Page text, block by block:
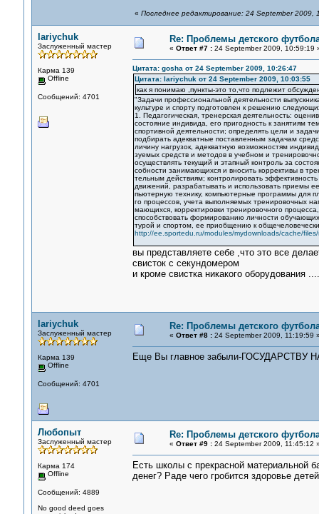
« Последнее редактирование: 24 September 2009,
lariychuk
Заслуженный мастер
Карма 139
Offline
Сообщений: 4701
Re: Проблемы детского
« Ответ #7 :24 September 2009, 10:59:19
Цитата: gosha от 24 September 2009, 10:26:47
Цитата: lariychuk от 24 September 2009, 10:03:55
как я понимаю ,пункты-это то,что подлежит
"Задачи профессиональной деятельности
культуре и спорту подготовлен к решению
1. Педагогическая, тренерская деятельность:
состояние индивида, его пригодность к занятиям
спортивной деятельности; определять цели и
подбирать адекватные поставленным задачам
личину нагрузок, адекватную возможностям
зуемых средств и методов в учебном и
осуществлять текущий и этапный контроль за
собности занимающихся и вносить коррективы в
тельным действиям; контролировать эффективность
движений, разрабатывать и использовать приемы
пьютерную технику, компьютерные программы для
го процессов, учета выполняемых тренировочных
мающихся, корректировки тренировочного
способствовать формированию личности
турой и спортом, ее приобщению к
http://ee.sportedu.ru/modules/mydownloads/cache/
вы представляете себе ,что это все
свисток с секундомером
и кроме свистка никакого оборудования ....
lariychuk
Заслуженный мастер
Карма 139
Offline
Сообщений: 4701
Re: Проблемы детского
« Ответ #8 :24 September 2009, 11:19:59
Еще Вы главное забыли-
Любопыт
Заслуженный мастер
Карма 174
Offline
Сообщений: 4889
No good deed goes
Re: Проблемы детского
« Ответ #9 :24 September 2009, 11:45:12
Есть школы с прекрасной материальной
денег? Раде чего гробится здоровье